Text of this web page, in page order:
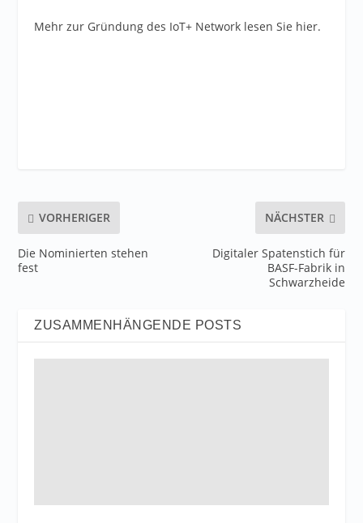
Mehr zur Gründung des IoT+ Network lesen Sie hier.
VORHERIGER
Die Nominierten stehen
fest
NÄCHSTER
Digitaler Spatenstich für
BASF-Fabrik in
Schwarzheide
ZUSAMMENHÄNGENDE POSTS